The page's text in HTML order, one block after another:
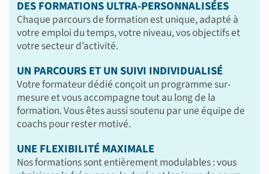
DES FORMATIONS ULTRA-PERSONNALISÉES
Chaque parcours de formation est unique, adapté à
votre emploi du temps, votre niveau, vos objectifs et
votre secteur d’activité.
UN PARCOURS ET UN SUIVI INDIVIDUALISÉ
Votre formateur dédié conçoit un programme sur-
mesure et vous accompagne tout au long de la
formation. Vous êtes aussi soutenu par une équipe de
coachs pour rester motivé.
UNE FLEXIBILITÉ MAXIMALE
Nos formations sont entièrement modulables : vous